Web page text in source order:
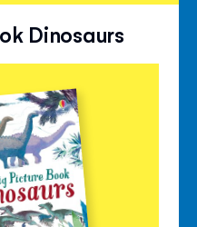
Dinosaurs